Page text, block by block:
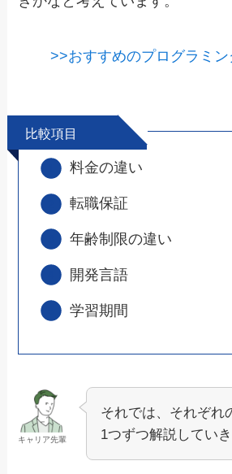
>>おすすめのプログラミ
比較項目
料金の違い
転職保証
年齢制限の違い
開発言語
学習期間
キャリア先輩
それでは、それぞれ
1つずつ解説していき